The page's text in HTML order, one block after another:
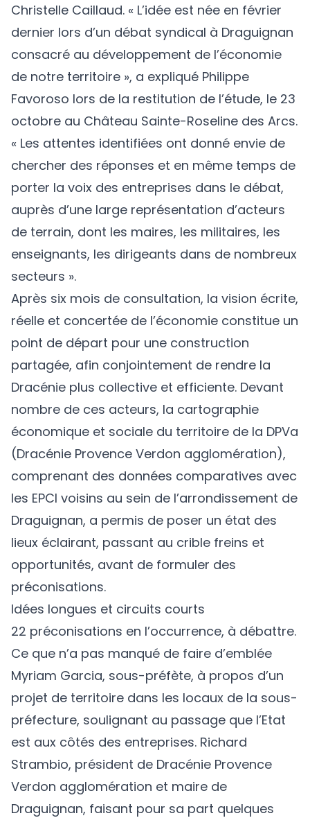
Christelle Caillaud. « L’idée est née en février
dernier lors d’un débat syndical à Draguignan
consacré au développement de l’économie
de notre territoire », a expliqué Philippe
Favoroso lors de la restitution de l’étude, le 23
octobre au Château Sainte-Roseline des Arcs.
« Les attentes identifiées ont donné envie de
chercher des réponses et en même temps de
porter la voix des entreprises dans le débat,
auprès d’une large représentation d’acteurs
de terrain, dont les maires, les militaires, les
enseignants, les dirigeants dans de nombreux
secteurs ».
Après six mois de consultation, la vision écrite,
réelle et concertée de l’économie constitue un
point de départ pour une construction
partagée, afin conjointement de rendre la
Dracénie plus collective et efficiente. Devant
nombre de ces acteurs, la cartographie
économique et sociale du territoire de la DPVa
(Dracénie Provence Verdon agglomération),
comprenant des données comparatives avec
les EPCI voisins au sein de l’arrondissement de
Draguignan, a permis de poser un état des
lieux éclairant, passant au crible freins et
opportunités, avant de formuler des
préconisations.
Idées longues et circuits courts
22 préconisations en l’occurrence, à débattre.
Ce que n’a pas manqué de faire d’emblée
Myriam Garcia, sous-préfète, à propos d’un
projet de territoire dans les locaux de la sous-
préfecture, soulignant au passage que l’Etat
est aux côtés des entreprises. Richard
Strambio, président de Dracénie Provence
Verdon agglomération et maire de
Draguignan, faisant pour sa part quelques